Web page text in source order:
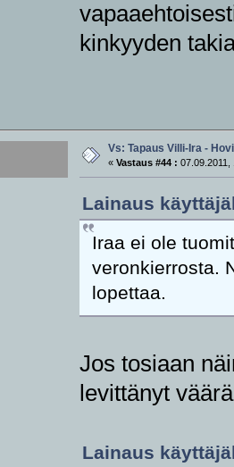
kinkyyden
Vs: Tapaus Villi-Ira -
« Vastaus #44 : 07.09.2011,
Lainaus
Iraa ei ole
veronkierrosta.
lopettaa.
Jos tosiaan
levittänyt
Lainaus